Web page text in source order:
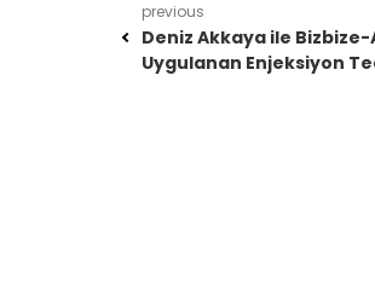
previous
Deniz Akkaya ile
Uygulanan Enjeksiyon